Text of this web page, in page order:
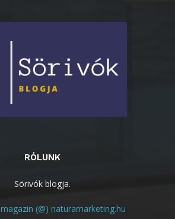
RÓLUNK
Sörivók blogja.
magazin (@) naturamarketing.hu